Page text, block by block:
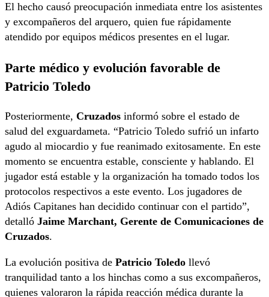
El hecho causó preocupación inmediata entre los asistentes
y excompañeros del arquero, quien fue rápidamente
atendido por equipos médicos presentes en el lugar.
Parte médico y evolución favorable de
Patricio Toledo
Posteriormente, Cruzados informó sobre el estado de
salud del exguardameta. “Patricio Toledo sufrió un infarto
agudo al miocardio y fue reanimado exitosamente. En este
momento se encuentra estable, consciente y hablando. El
jugador está estable y la organización ha tomado todos los
protocolos respectivos a este evento. Los jugadores de
Adiós Capitanes han decidido continuar con el partido”,
detalló Jaime Marchant, Gerente de Comunicaciones de
Cruzados.
La evolución positiva de Patricio Toledo llevó
tranquilidad tanto a los hinchas como a sus excompañeros,
quienes valoraron la rápida reacción médica durante la